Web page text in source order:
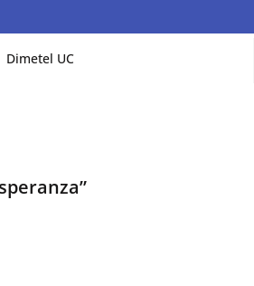
Dimetel UC